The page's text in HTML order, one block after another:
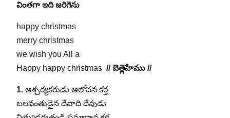
వింతగా ఇది జరిగెను
happy christmas
merry christmas
we wish you All a
Happy happy christmas // బెత్లెహేము //
1.ఆశ్చర్యకరుడు ఆలోచన కర్త
బలవంతుడైన దేవాది దేవుడు